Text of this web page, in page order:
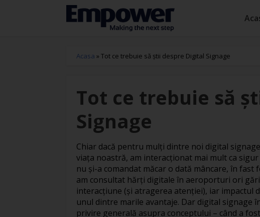
Acasa » Tot ce trebuie să ştii despre Digital Signage
Tot ce trebuie să
Signage
Chiar dacă pentru mulţi dintre noi digital
viaţa noastră, am interacţionat mai mult ca
nu şi-a comandat măcar o dată mâncare, în
am consultat hărţi digitale în aeroporturi ori
interacţiune (şi atragerea atenţiei), iar impactul
unul dintre marile avantaje. Dar digital signage
privire generală asupra conceptului – când a